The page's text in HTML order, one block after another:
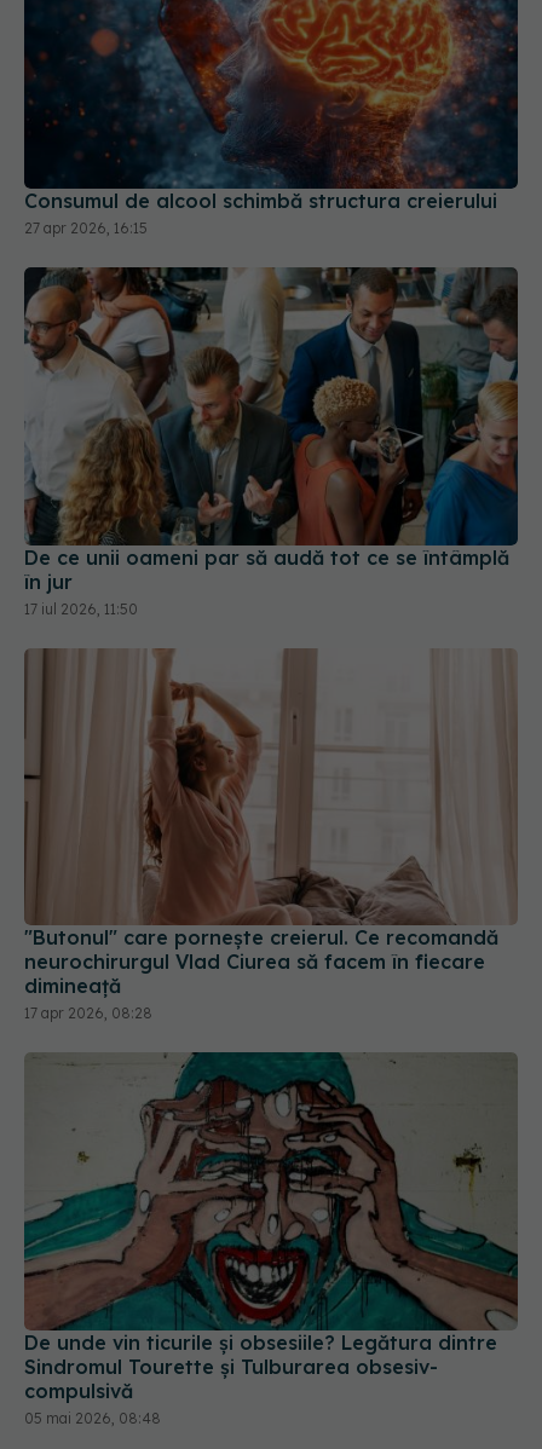
Consumul de alcool schimbă structura creierului
27 apr 2026, 16:15
De ce unii oameni par să audă tot ce se întâmplă
în jur
17 iul 2026, 11:50
"Butonul" care pornește creierul. Ce recomandă
neurochirurgul Vlad Ciurea să facem în fiecare
17 apr 2026, 08:28
De unde vin ticurile și obsesiile? Legătura dintre
Sindromul Tourette și Tulburarea obsesiv-
compulsivă
05 mai 2026, 08:48